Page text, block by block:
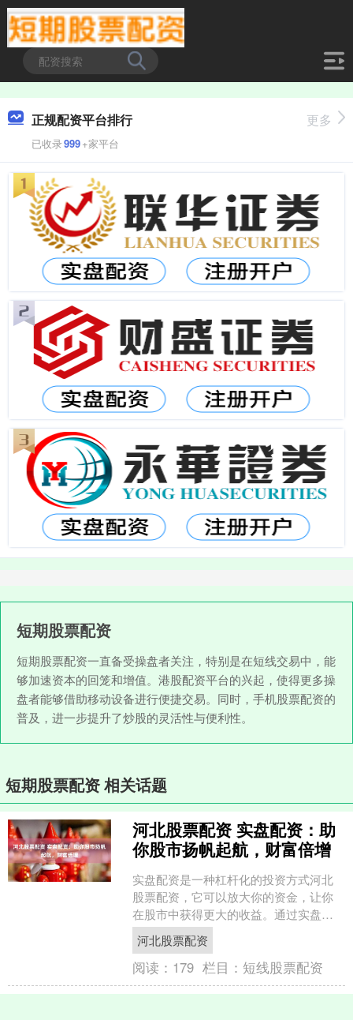
正规配资平台排行
已收录999+家平台
更多
短期股票配资
短期股票配资一直备受操盘者关注，特别是在短线交易中，能
够加速资本的回笼和增值。港股配资平台的兴起，使得更多操
盘者能够借助移动设备进行便捷交易。同时，手机股票配资的
普及，进一步提升了炒股的灵活性与便利性。
短期股票配资 相关话题
河北股票配资 实盘配资：助
你股市扬帆起航，财富倍增
实盘配资是一种杠杆化的投资方式河北
股票配资，它可以放大你的资金，让你
在股市中获得更大的收益。通过实盘配
资，你可以使用比自己实际资金更多的
资金进行投资，从而提高你....
河北股票配资
阅读： 179 栏目： 短线股票配资